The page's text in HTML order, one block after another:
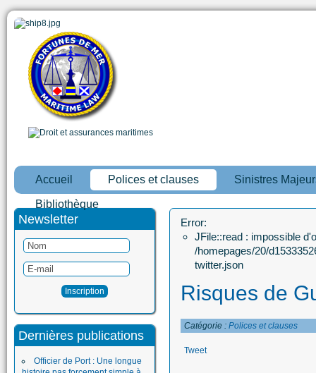
Accueil Polices et clauses Sinistres
Bibliothèque
Newsletter
Dernières publications
Officier de Port : Une longue
Error:
JFile::read : impossible
/homepages/20/
twitter.json
Risques de
Catégorie : Polices et clauses
Tweet